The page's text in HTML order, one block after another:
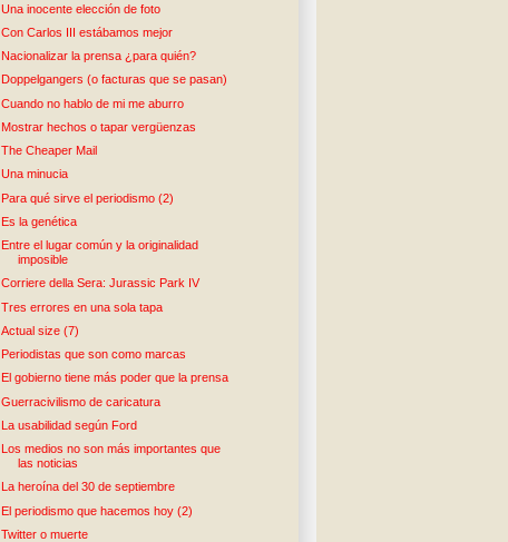
Una inocente elección de foto
Con Carlos III estábamos mejor
Nacionalizar la prensa ¿para quién?
Doppelgangers (o facturas que se pasan)
Cuando no hablo de mi me aburro
Mostrar hechos o tapar vergüenzas
The Cheaper Mail
Una minucia
Para qué sirve el periodismo (2)
Es la genética
Entre el lugar común y la originalidad
imposible
Corriere della Sera: Jurassic Park IV
Tres errores en una sola tapa
Actual size (7)
Periodistas que son como marcas
El gobierno tiene más poder que la prensa
Guerracivilismo de caricatura
La usabilidad según Ford
Los medios no son más importantes que
las noticias
La heroína del 30 de septiembre
El periodismo que hacemos hoy (2)
Twitter o muerte